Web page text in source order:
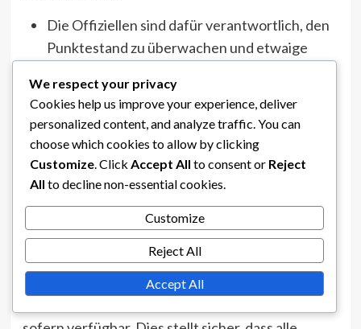
Die Offiziellen sind dafür verantwortlich, den
Punktestand zu überwachen und etwaige
Teams können eine Überprüfung des
Punktestands beantragen, wenn sie glauben,
dass ein Fehler aufgetreten ist.
Alle Korrekturen müssen vor dem nächsten
Spielfluss aufrechtzuerhalten.
In Fällen, in denen Punktefehler festgestellt
werden, konsultieren die Spieloffiziellen das
We respect your privacy
Cookies help us improve your experience, deliver
personalized content, and analyze traffic. You can
choose which cookies to allow by clicking
Customize . Click Accept All to consent or Reject
All to decline non-essential cookies.
Customize
Reject All
Accept All